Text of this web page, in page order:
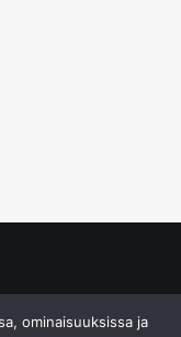
ominaisuuksissa ja